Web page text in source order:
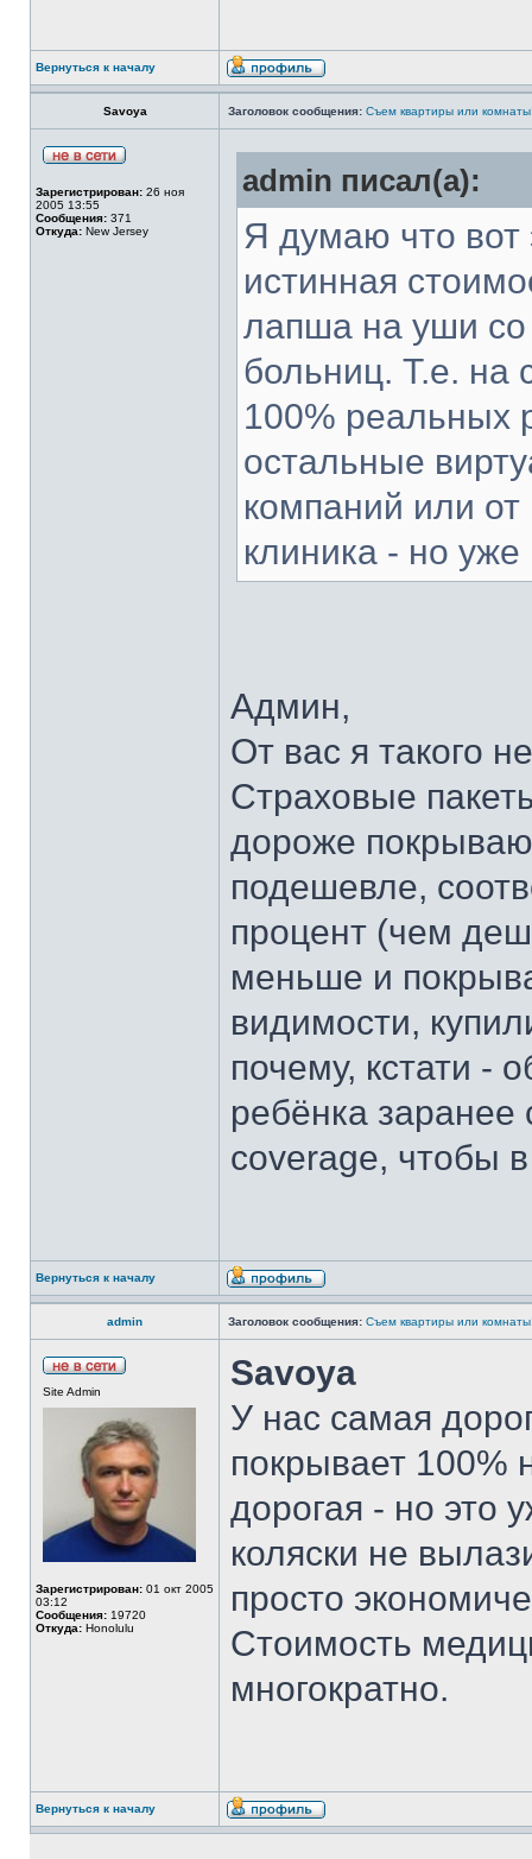
Вернуться к началу
Savoya Заголовок сообщения: Съем квартиры или
Зарегистрирован: 26 ноя
2005 13:55
Сообщения: 371
Откуда: New Jersey
admin писал(а):
Я думаю что вот
истинная
лапша на уши со
больниц. Т.е. на
100% реальных
остальные
компаний или от
клиника - но
Админ,
От вас я такого
Страховые
дороже
подешевле,
процент (чем
меньше и
видимости,
почему, кстати -
ребёнка
coverage, чтобы
Вернуться к началу
admin Заголовок сообщения: Съем квартиры или
Site Admin
Зарегистрирован: 01 окт 2005
03:12
Сообщения: 19720
Откуда: Honolulu
Savoya
У нас самая
покрывает
дорогая - но это
коляски не
просто
Стоимость
многократно.
Вернуться к началу